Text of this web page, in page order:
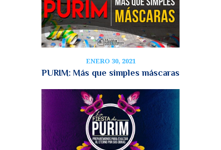
ENERO 30, 2021
PURIM: Más que simples máscaras